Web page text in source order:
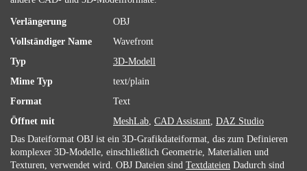
Verlängerung
OBJ
Vollständiger Name
Wavefront
Typ
3D-Modell
Mime Typ
text/plain
Format
Text
Öffnet mit
MeshLab, CAD Assistant, DAZ Studio
Das Dateiformat OBJ ist ein 3D-Grafikdateiformat, das zum Definieren
komplexer 3D-Modelle, einschließlich Geometrie, Materialien und
Texturen, verwendet wird. OBJ Dateien sind Textdateien Dadurch sind